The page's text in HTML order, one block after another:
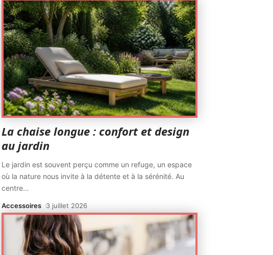
La chaise longue : confort et design
au jardin
Le jardin est souvent perçu comme un refuge, un espace
où la nature nous invite à la détente et à la sérénité. Au
centre…
Accessoires 3 juillet 2026